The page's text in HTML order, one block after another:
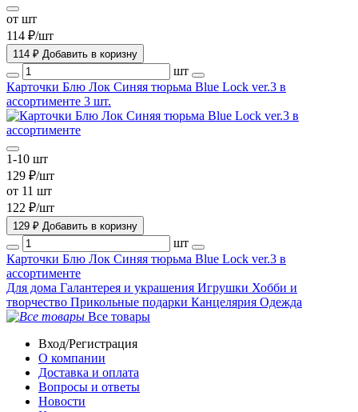
от шт
114 ₽/шт
114 ₽ Добавить в коризну
шт
Карточки Блю Лок Синяя тюрьма Blue Lock ver.3 в
ассортименте 3 шт.
1-10 шт
129 ₽/шт
от 11 шт
122 ₽/шт
129 ₽ Добавить в коризну
шт
Карточки Блю Лок Синяя тюрьма Blue Lock ver.3 в
ассортименте
Для дома Галантерея и украшения Игрушки Хобби и
творчество Прикольные подарки Канцелярия Одежда
Все товары
Вход/Регистрация
О компании
Доставка и оплата
Вопросы и ответы
Новости